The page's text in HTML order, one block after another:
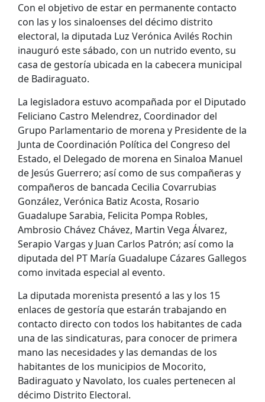
Con el objetivo de estar en permanente contacto
con las y los sinaloenses del décimo distrito
electoral, la diputada Luz Verónica Avilés Rochin
inauguró este sábado, con un nutrido evento, su
casa de gestoría ubicada en la cabecera municipal
de Badiraguato.
La legisladora estuvo acompañada por el Diputado
Feliciano Castro Melendrez, Coordinador del
Grupo Parlamentario de morena y Presidente de la
Junta de Coordinación Política del Congreso del
Estado, el Delegado de morena en Sinaloa Manuel
de Jesús Guerrero; así como de sus compañeras y
compañeros de bancada Cecilia Covarrubias
González, Verónica Batiz Acosta, Rosario
Guadalupe Sarabia, Felicita Pompa Robles,
Ambrosio Chávez Chávez, Martin Vega Álvarez,
Serapio Vargas y Juan Carlos Patrón; así como la
diputada del PT María Guadalupe Cázares Gallegos
como invitada especial al evento.
La diputada morenista presentó a las y los 15
enlaces de gestoría que estarán trabajando en
contacto directo con todos los habitantes de cada
una de las sindicaturas, para conocer de primera
mano las necesidades y las demandas de los
habitantes de los municipios de Mocorito,
Badiraguato y Navolato, los cuales pertenecen al
décimo Distrito Electoral.